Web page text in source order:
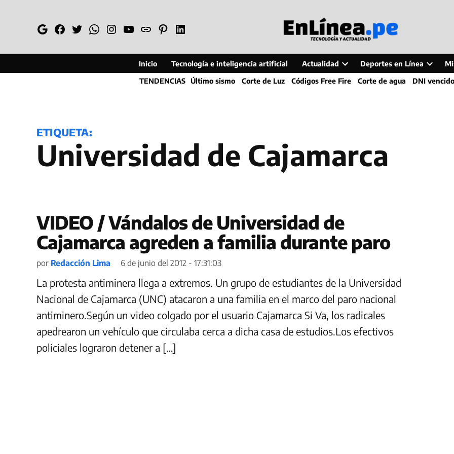
GoogleFacebook
TwitterWhatsapp
Instagram
YouTube
WebPinterestLinkedin
Inicio Tecnología e inteligencia artificial Actualidad
Open
dropdown
Deportes en Línea
Open
dropdown
TENDENCIAS Último sismo Corte de Luz Códigos Free Fire Corte de agua DNI vencido
ETIQUETA:
Universidad de Cajamarca
VIDEO / Vándalos de Universidad de
Cajamarca agreden a familia durante paro
por Redacción Lima 6 de junio del 2012 - 17:31:03
La protesta antiminera llega a extremos. Un grupo de estudiantes de la Universidad
Nacional de Cajamarca (UNC) atacaron a una familia en el marco del paro nacional
antiminero.Según un video colgado por el usuario Cajamarca Si Va, los radicales
apedrearon un vehículo que circulaba cerca a dicha casa de estudios.Los efectivos
policiales lograron detener a […]